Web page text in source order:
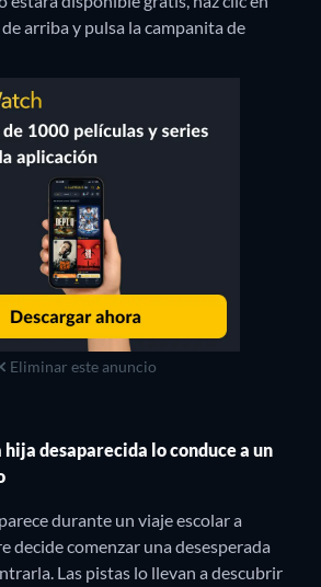
arriba y pulsa la campanita de
Eliminar este anuncio
hija desaparecida lo conduce a un
durante un viaje escolar a
decide comenzar una desesperada
Las pistas lo llevan a descubrir